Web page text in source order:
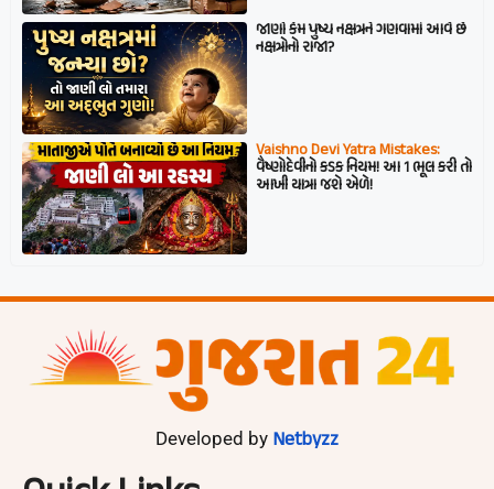
જાણો કેમ પુષ્ય નક્ષત્રને ગણવામાં આવે છે
નક્ષત્રોનો રાજા?
Vaishno Devi Yatra Mistakes:
વૈષ્ણોદેવીનો કડક નિયમ! આ 1 ભૂલ કરી તો
આખી યાત્રા જશે એળે!
Developed by Netbyzz